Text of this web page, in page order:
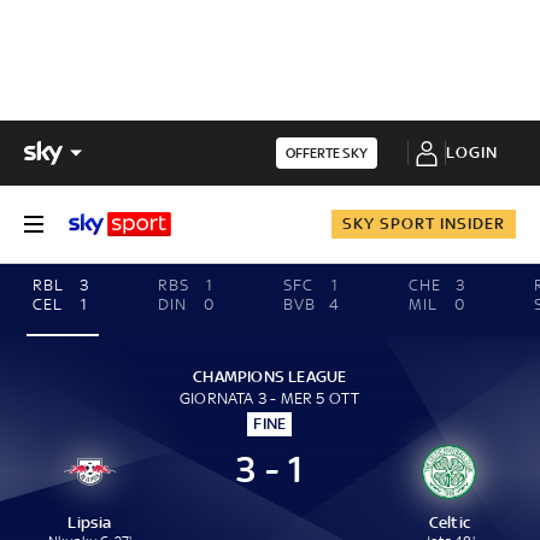
OFFERTE SKY LOGIN
SKY SPORT INSIDER
RBL
3
CEL
1
RBS
1
DIN
0
SFC
1
BVB
4
CHE
3
MIL
0
CHAMPIONS LEAGUE
GIORNATA 3 - MER 5 OTT
FINE
Lipsia
3 - 1
Celtic